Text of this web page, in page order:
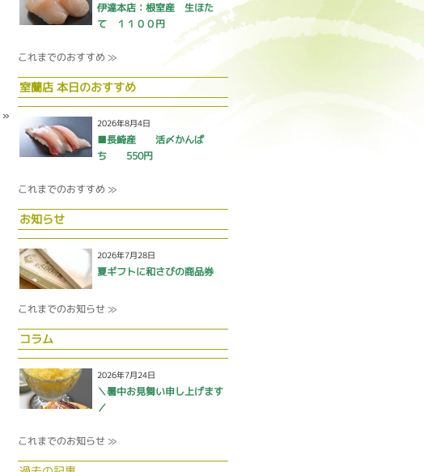
»
伊達本店：根室産 生ほた
て １１００円
これまでのおすすめ ≫
室蘭店 本日のおすすめ
2026年8月4日
■長崎産 活〆かんぱ
ち 550円
これまでのおすすめ ≫
お知らせ
2026年7月28日
夏ギフトに和さびの商品券
これまでのお知らせ ≫
コラム
2026年7月24日
＼暑中お見舞い申し上げます
／
これまでのお知らせ ≫